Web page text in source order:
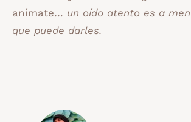
anímate… un oído atento es a
que puede darles.